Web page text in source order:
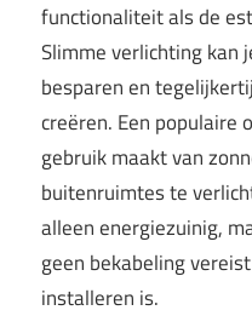
functionaliteit als de
Slimme verlichting kan
besparen en
creëren. Een populaire
gebruik maakt van
buitenruimtes te
alleen energiezuinig,
geen bekabeling
installeren is.